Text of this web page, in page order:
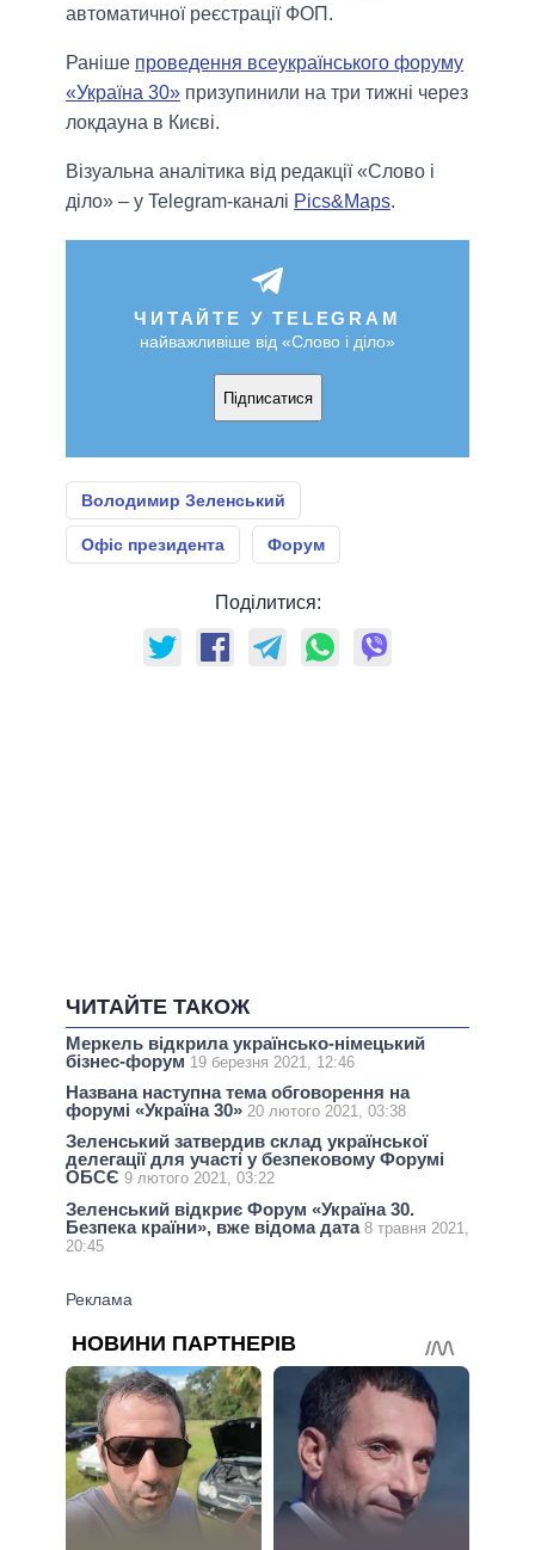
автоматичної реєстрації ФОП.
Раніше проведення всеукраїнського форуму
«Україна 30» призупинили на три тижні через
локдауна в Києві.
Візуальна аналітика від редакції «Слово і
діло» – у Telegram-каналі Pics&Maps.
ЧИТАЙТЕ У TELEGRAM
найважливіше від «Слово і діло»
Підписатися
Володимир Зеленський
Офіс президента Форум
Поділитися:
ЧИТАЙТЕ ТАКОЖ
Меркель відкрила українсько-німецький
бізнес-форум 19 березня 2021, 12:46
Названа наступна тема обговорення на
форумі «Україна 30» 20 лютого 2021, 03:38
Зеленський затвердив склад української
делегації для участі у безпековому Форумі
ОБСЄ 9 лютого 2021, 03:22
Зеленський відкриє Форум «Україна 30.
Безпека країни», вже відома дата 8 травня 2021,
20:45